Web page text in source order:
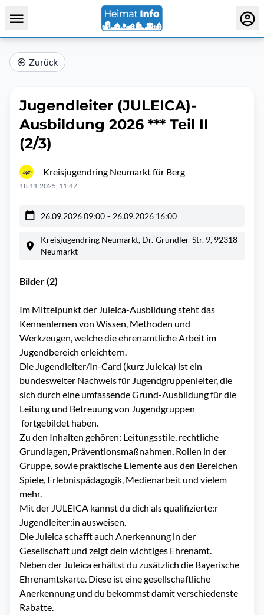
Zurück
Jugendleiter (JULEICA)-
Ausbildung 2026 *** Teil II
(2/3)
Kreisjugendring Neumarkt für Berg
18.11.2025, 11:47
26.09.2026 09:00 - 26.09.2026 16:00
Kreisjugendring Neumarkt, Dr.-Grundler-Str. 9, 92318
Neumarkt
Bilder (2)
Im Mittelpunkt der Juleica-Ausbildung steht das
Kennenlernen von Wissen, Methoden und
Werkzeugen, welche die ehrenamtliche Arbeit im
Jugendbereich erleichtern.
Die Jugendleiter/In-Card (kurz Juleica) ist ein
bundesweiter Nachweis für Jugendgruppenleiter, die
sich durch eine umfassende Grund-Ausbildung für die
Leitung und Betreuung von Jugendgruppen
fortgebildet haben.
Zu den Inhalten gehören: Leitungsstile, rechtliche
Grundlagen, Präventionsmaßnahmen, Rollen in der
Gruppe, sowie praktische Elemente aus den Bereichen
Spiele, Erlebnispädagogik, Medienarbeit und vielem
mehr.
Mit der JULEICA kannst du dich als qualifizierte:r
Jugendleiter:in ausweisen.
Die Juleica schafft auch Anerkennung in der
Gesellschaft und zeigt dein wichtiges Ehrenamt.
Neben der Juleica erhältst du zusätzlich die Bayerische
Ehrenamtskarte. Diese ist eine gesellschaftliche
Anerkennung und du bekommst damit verschiedenste
Rabatte.